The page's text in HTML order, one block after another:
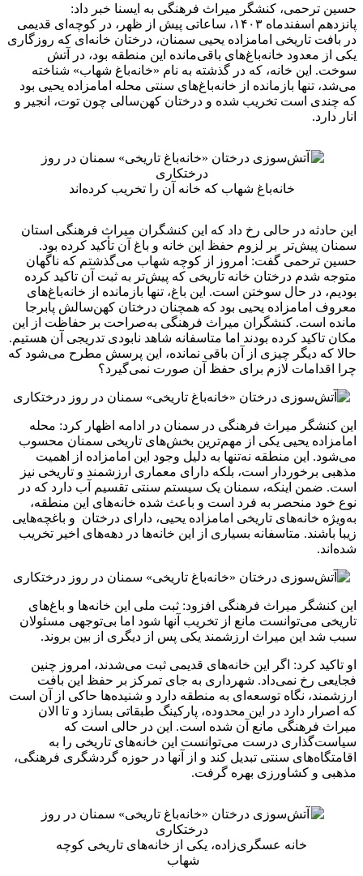
حسین ترحمی، کنشگر میراث فرهنگی به ایسنا خبر داد:
پانزدهم اسفندماه ١۴٠٣، ساعاتی پیش از ظهر، در کوچه‌ای قدیمی
در بافت تاریخی امامزاده یحیی سمنان، درختان خانه‌ای که روزگاری
یکی از معدود خانه‌باغ‌های باقی‌مانده این منطقه بود، در آتش
سوخت. این خانه، که در گذشته به نام «خانه‌باغ شهاب» شناخته
می‌شد، تنها بازمانده از خانه‌باغ‌های سنتی محله امامزاده یحیی بود
که چندی است تخریب شده و درختان کهن‌سالی چون توت، انجیر و
انار دارد.
خانه‌باغ شهاب که خانه آن را تخریب کرده‌اند
این حادثه در حالی رخ داد که این کنشگران میراث فرهنگی استان
سمنان پیش‌تر بر لزوم حفظ این خانه و باغ آن تأکید کرده بود.
حسین ترحمی گفت: امروز از کوچه شهاب می‌گذشتم که ناگهان
متوجه شدم درختان خانه تاریخی که پیش‌تر به ثبت آن تاکید کرده
بودیم، در حال سوختن است. این باغ، تنها بازمانده از خانه‌باغ‌های
معروف امامزاده یحیی بود که همچنان درختان کهن‌سالش پابرجا
مانده است. کنشگران میراث فرهنگی به‌صراحت بر حفاظت از این
مکان تاکید کرده بودند اما متاسفانه شاهد نابودی تدریجی آن هستیم.
حالا که دیگر چیزی از آن باقی نمانده، این پرسش مطرح می‌شود که
چرا اقدامات لازم برای حفظ آن صورت نمی‌گیرد؟
این کنشگر میراث فرهنگی در سمنان در ادامه اظهار کرد: محله
امامزاده یحیی یکی از مهم‌ترین بخش‌های تاریخی سمنان محسوب
می‌شود. این منطقه نه‌تنها به دلیل وجود این امامزاده‌ از اهمیت
مذهبی برخوردار است، بلکه دارای معماری ارزشمند و تاریخی نیز
است. ضمن اینکه، سمنان یک سیستم سنتی تقسیم آب دارد که در
نوع خود منحصر به فرد است و باعث شده خانه‌های این منطقه،
به‌ویژه خانه‌های تاریخی امامزاده یحیی، دارای درختان و باغچه‌هایی
زیبا باشند. متاسفانه بسیاری از این خانه‌ها در دهه‌های اخیر تخریب
شده‌اند.
این کنشگر میراث فرهنگی افزود: ثبت ملی این خانه‌ها و باغ‌های
تاریخی می‌توانست مانع از تخریب آنها شود اما بی‌توجهی مسئولان
سبب شد این میراث ارزشمند یکی پس از دیگری از بین بروند.
او تاکید کرد: اگر این خانه‌های قدیمی ثبت می‌شدند، امروز چنین
فجایعی رخ نمی‌داد. شهرداری به جای تمرکز بر حفظ این بافت
ارزشمند، نگاه توسعه‌ای به منطقه دارد و شنیده‌ها حاکی از آن است
که اصرار دارد در این محدوده، پارکینگ طبقاتی بسازد و تا الان
میراث فرهنگی مانع آن شده است. این در حالی است که
سیاست‌گذاری درست می‌توانست این خانه‌های تاریخی را به
اقامتگاه‌های سنتی تبدیل کند و از آنها در حوزه گردشگری فرهنگی،
مذهبی و کشاورزی بهره گرفت.
خانه عسگری‌زاده، یکی از خانه‌های تاریخی کوچه
شهاب